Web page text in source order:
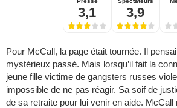
3,1 3,9
Pour McCall, la page était tournée. Il
mystérieux passé. Mais lorsqu’il fait la
jeune fille victime de gangsters russes
impossible de ne pas réagir. Sa soif de
de sa retraite pour lui venir en aide. McCall